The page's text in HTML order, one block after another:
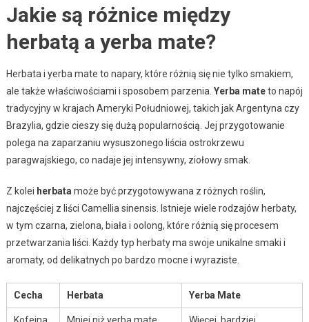
Jakie są różnice między
herbatą a yerba mate?
Herbata i yerba mate to napary, które różnią się nie tylko smakiem,
ale także właściwościami i sposobem parzenia. Yerba mateto napój
tradycyjny w krajach Ameryki Południowej, takich jak Argentyna czy
Brazylia, gdzie cieszy się dużą popularnością. Jej przygotowanie
polega na zaparzaniu wysuszonego liścia ostrokrzewu
paragwajskiego, co nadaje jej intensywny, ziołowy smak.
Z kolei herbata może być przygotowywana z różnych roślin,
najczęściej z liści Camellia sinensis. Istnieje wiele rodzajów herbaty,
w tym czarna, zielona, biała i oolong, które różnią się procesem
przetwarzania liści. Każdy typ herbaty ma swoje unikalne smaki i
aromaty, od delikatnych po bardzo mocne i wyraziste.
Cecha Herbata Yerba Mate
Kofeina Mniej niż yerba mate
Więcej, bardziej